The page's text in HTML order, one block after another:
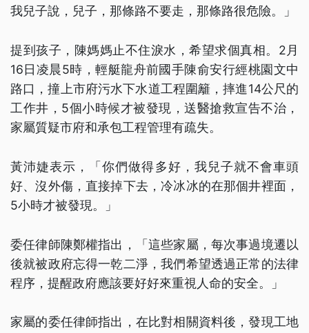
我兒子說，兒子，那條路不要走，那條路很危險。」
提到孩子，陳媽媽止不住淚水，希望求個真相。2月
16日凌晨5時，輕艇龍舟前國手陳俞安行經桃園文中
路口，撞上市府污水下水道工程圍籬，摔進14公尺的
工作井，5個小時候才被發現，送醫搶救宣告不治，
家屬質疑市府和承包工程管理有疏失。
黃沛婕表示，「你們做得多好，我兒子就不會車頭
好、沒外傷，直接掉下去，冷冰冰的在那個井裡面，
5小時才被發現。」
委任律師陳鄭權指出，「這些家屬，每次事過境遷以
後就被政府忘得一乾二淨，我們希望透過正常的法律
程序，提醒政府應該要好好來重視人命的安全。」
家屬的委任律師指出，在比對相關資料後，發現工地